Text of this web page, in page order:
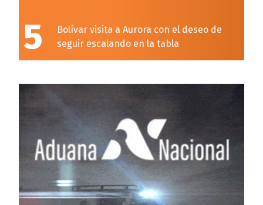
5
Bolívar visita a Aurora con el deseo de
seguir escalando en la tabla